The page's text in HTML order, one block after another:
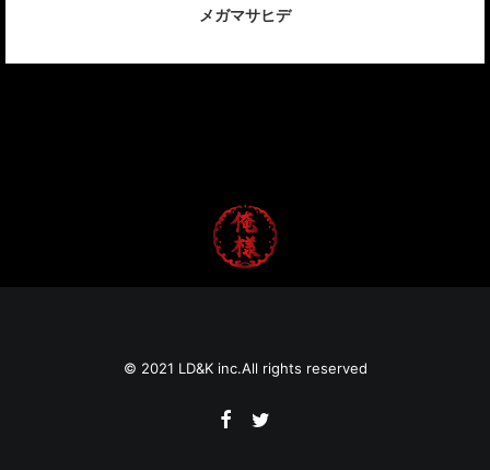
メガマサヒデ
© 2021 LD&K inc.All rights reserved